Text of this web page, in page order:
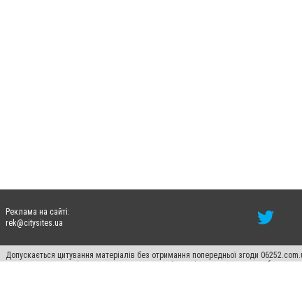
Реклама на сайті:
rek@citysites.ua
Допускається цитування матеріалів без отримання попередньої згоди
пошукових систем гіперпосилання на цитовані статті не нижче другого абзацу